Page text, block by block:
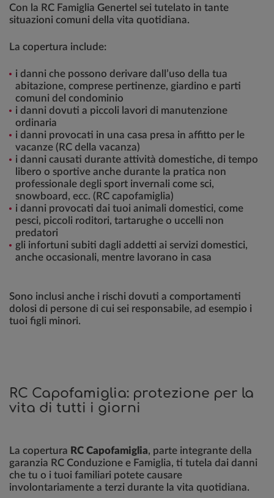
Con la RC Famiglia Genertel sei tutelato in tante
situazioni comuni della vita quotidiana.
La copertura include:
i danni che possono derivare dall’uso della tua
abitazione, comprese pertinenze, giardino e parti
comuni del condominio
i danni dovuti a piccoli lavori di manutenzione
ordinaria
i danni provocati in una casa presa in affitto per le
vacanze (RC della vacanza)
i danni causati durante attività domestiche, di tempo
libero o sportive anche durante la pratica non
professionale degli sport invernali come sci,
snowboard, ecc. (RC capofamiglia)
i danni provocati dai tuoi animali domestici, come
pesci, piccoli roditori, tartarughe o uccelli non
predatori
gli infortuni subiti dagli addetti ai servizi domestici,
anche occasionali, mentre lavorano in casa
Sono inclusi anche i rischi dovuti a comportamenti
dolosi di persone di cui sei responsabile, ad esempio i
tuoi figli minori.
RC Capofamiglia: protezione per la
vita di tutti i giorni
La copertura RC Capofamiglia, parte integrante della
garanzia RC Conduzione e Famiglia, ti tutela dai danni
che tu o i tuoi familiari potete causare
involontariamente a terzi durante la vita quotidiana.